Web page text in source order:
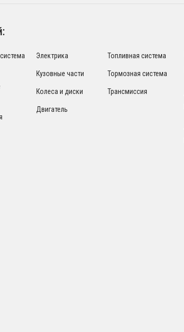
Электрика
Кузовные части
Колеса и диски
Двигатель
Топливная система
Тормозная система
Трансмиссия